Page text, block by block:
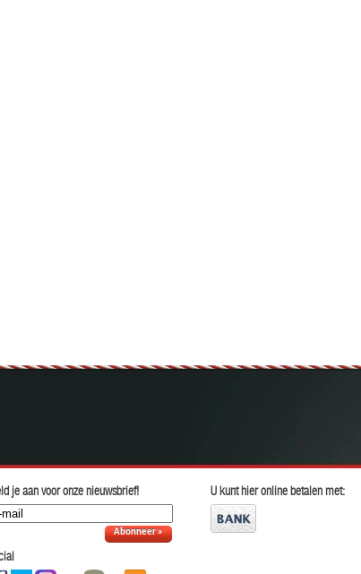
je aan voor onze nieuwsbrief!
Abonneer »
U kunt hier online betalen met: